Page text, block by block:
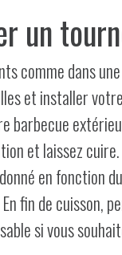
un
comme dans
et installer
barbecue
et laissez
en fonction
fin de cuisson,
si vous